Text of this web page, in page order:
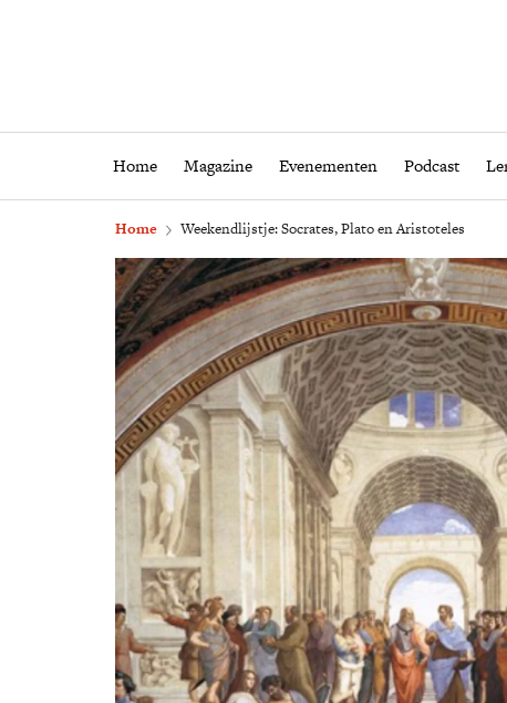
Home Magazine Evenementen Podcast
Home Magazine
Home Weekendlijstje: Socrates, Plato en Aristoteles